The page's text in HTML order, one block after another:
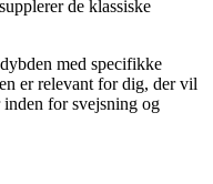
de klassiske
med specifikke
er relevant for dig, der vil
for svejsning og